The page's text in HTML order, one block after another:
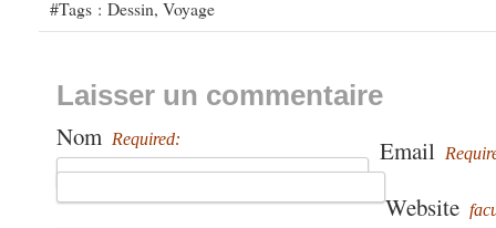
#Tags : Dessin, Voyage
Laisser un commentaire
Nom Required: Email
Website